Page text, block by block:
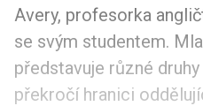
Avery, profesorka
se svým studentem.
představuje různé
překročí hranici